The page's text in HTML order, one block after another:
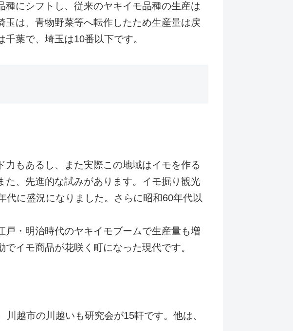
にシフトし、従来のヤキイモ品種の生産は
は、青物野菜等へ転作したため生産量は戻
葉で、埼玉は10番以下です。
もあるし、また実際この地域はイモを作る
、先進的な試みがあります。イモ掘り観光
に盛況になりました。さらに昭和60年代以
戸・明治時代のヤキイモブームで生産量も増
イモ商品が花咲く町になった現代です。
越市の川越いも研究会が15軒です。他は、